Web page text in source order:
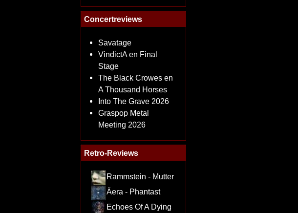
Concertreviews
Savatage
VindictA en Final
Stage
The Black Crowes en
A Thousand Horses
Into The Grave 2026
Graspop Metal
Meeting 2026
Retro-Reviews
Rammstein - Mutter
Äera - Phantast
Echoes Of A Dying